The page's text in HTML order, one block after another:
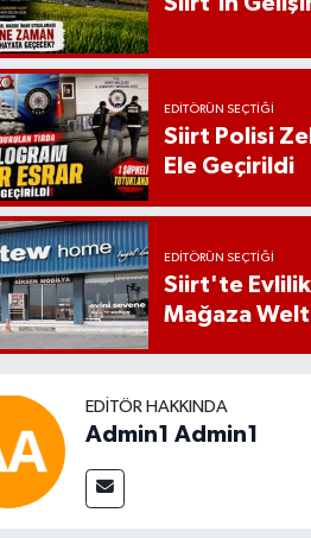
EDITÖRÜN SEÇTIĞI
Siirt Polisi
Ele Geçirildi
EDITÖRÜN SEÇTIĞI
Siirt'te Evlilik
Mağaza
EDITÖR HAKKINDA
Admin1 Admin1